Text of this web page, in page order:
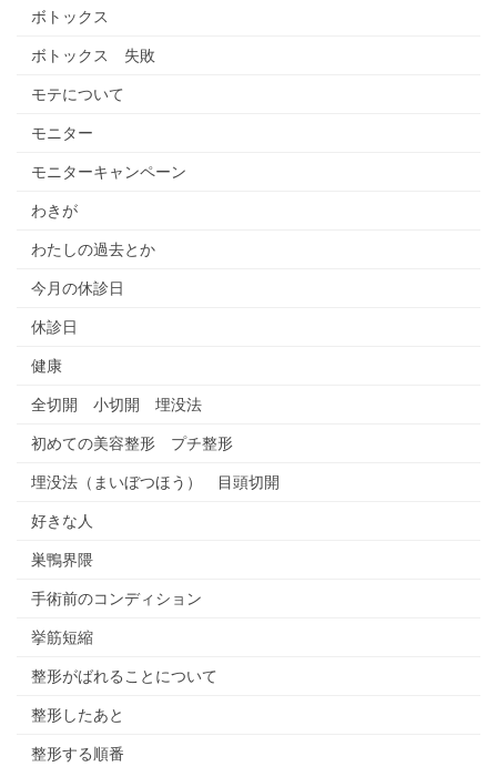
ボトックス
ボトックス 失敗
モテについて
モニター
モニターキャンペーン
わきが
わたしの過去とか
今月の休診日
休診日
健康
全切開 小切開 埋没法
初めての美容整形 プチ整形
埋没法（まいぼつほう） 目頭切開
好きな人
巣鴨界隈
手術前のコンディション
挙筋短縮
整形がばれることについて
整形したあと
整形する順番